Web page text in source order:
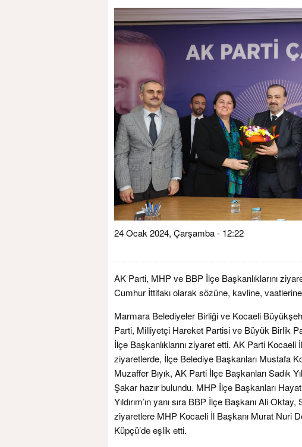
24 Ocak 2024, Çarşamba - 12:22
AK Parti, MHP ve BBP İlçe Başkanlıklarını
Cumhur İttifakı olarak sözüne, kavline,
Marmara Belediyeler Birliği ve Kocaeli
Parti, Milliyetçi Hareket Partisi ve Büyük Birlik
İlçe Başkanlıklarını ziyaret etti. AK Parti Kocaeli
ziyaretlerde, İlçe Belediye Başkanları Mustafa
Muzaffer Bıyık, AK Parti İlçe Başkanları Sadık
Şakar hazır bulundu. MHP İlçe Başkanları
Yıldırım’ın yanı sıra BBP İlçe Başkanı Ali
ziyaretlere MHP Kocaeli İl Başkanı Murat Nuri
Küpçü’de eşlik etti.